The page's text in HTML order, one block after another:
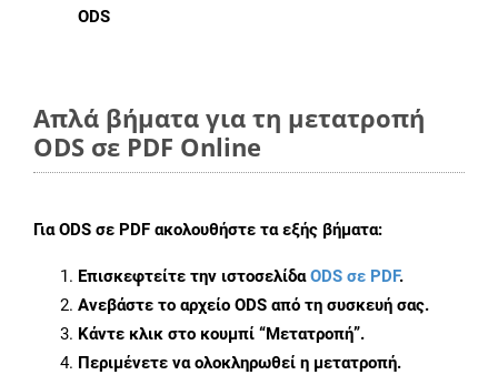
ODS
Απλά βήματα για τη μετατροπή
ODS σε PDF Online
ΓιαODS σε PDF ακολουθήστε τα εξής βήματα:
Επισκεφτείτε την ιστοσελίδαODS σε PDF.
Ανεβάστε το αρχείο ODS από τη συσκευή σας.
Κάντε κλικ στο κουμπί “Μετατροπή”.
Περιμένετε να ολοκληρωθεί η μετατροπή.